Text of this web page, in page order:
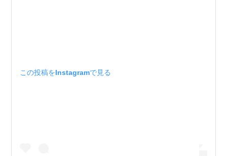
この投稿をInstagramで見る